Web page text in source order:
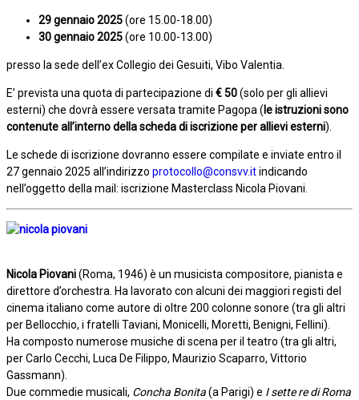
29 gennaio2025(ore 15.00-18.00)
30gennaio 2025(ore 10.00-13.00)
presso la sede dell’ex Collegio dei Gesuiti, Vibo Valentia.
E’ prevista una quota di partecipazione di € 50(solo per gli allievi
esterni) che dovrà essere versata tramite Pagopa ( le istruzioni sono
contenute all’interno della scheda di iscrizione per allievi esterni).
Le schede di iscrizione dovranno essere compilate e inviate entro il
27 gennaio 2025 all’indirizzo protocollo@consvv.itindicando
nell’oggetto della mail: iscrizione Masterclass Nicola Piovani.
Nicola Piovani(Roma, 1946) è un musicista compositore, pianista e
direttore d’orchestra. Ha lavorato con alcuni dei maggiori registi del
cinema italiano come autore di oltre 200 colonne sonore (tra gli altri
per Bellocchio, i fratelli Taviani, Monicelli, Moretti, Benigni, Fellini).
Ha composto numerose musiche di scena per il teatro (tra gli altri,
per Carlo Cecchi, Luca De Filippo, Maurizio Scaparro, Vittorio
Gassmann).
Due commedie musicali, Concha Bonita(a Parigi) e I sette re di Roma